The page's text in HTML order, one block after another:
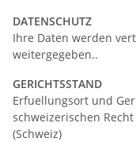
DATENSCHUTZ
Ihre Daten werden
weitergegeben..
GERICHTSSTAND
Erfuellungsort und
schweizerischen
(Schweiz)